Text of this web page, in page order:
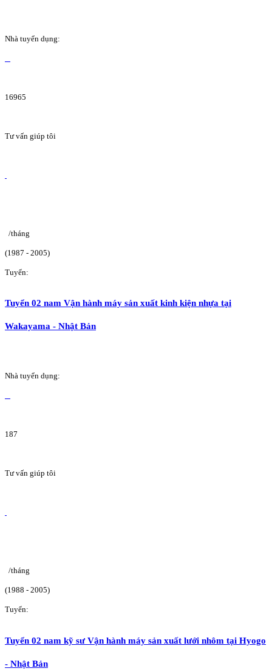
Nhà tuyển dụng:
16965
Tư vấn giúp tôi
/tháng
(1987 - 2005)
Tuyển:
Tuyển 02 nam Vận hành máy sản xuất kinh kiện nhựa tại
Wakayama - Nhật Bản
Nhà tuyển dụng:
187
Tư vấn giúp tôi
/tháng
(1988 - 2005)
Tuyển:
Tuyển 02 nam kỹ sư Vận hành máy sản xuất lưới nhôm tại Hyogo
- Nhật Bản